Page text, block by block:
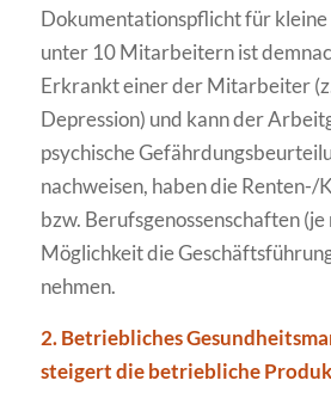
Dokumentationspflicht für
unter 10 Mitarbeitern ist
Erkrankt einer der Mitarbeiter
Depression) und kann der
psychische
nachweisen, haben die Renten-/
bzw. Berufsgenossenschaften (je
Möglichkeit die
nehmen.
2. Betriebliches
steigert die betriebliche